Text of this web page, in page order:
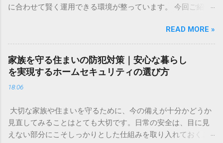
に合わせて賢く運用できる環境が整っています。 今回ご紹介
とつのアプリで管理できる新しいツールです。直感的な操作
感と、取引手数料が無料という気軽さが特徴で、投資のタイ
ミングを逃したくない方や、これから新しい挑戦を始めたい
方に適した選択肢といえるでしょう。 ✅ [投資の新しい形を詳
しく見る] ✅ 「将来のために何かしたほうがいいのはわかって
いるけれど、何から始めればいいのかわからない」「今の生
焦りを感じることはありませんか？ 多くの人が一度は頭を悩
ませる「お金」の問題。特に、将来の生活資金やライフイベ
ントに備えるための資産形成は、早い段階から少しずつ取り
READ MORE »
家族を守る住まいの防犯対策｜安心な暮らし
を実現するホームセキュリティの選び方
18:06
大切な家族や住まいを守るために、今の備えが十分かどうか
見直してみることはとても大切です。日常の安全は、目に見
えない部分にこそしっかりとした仕組みを取り入れておくこ